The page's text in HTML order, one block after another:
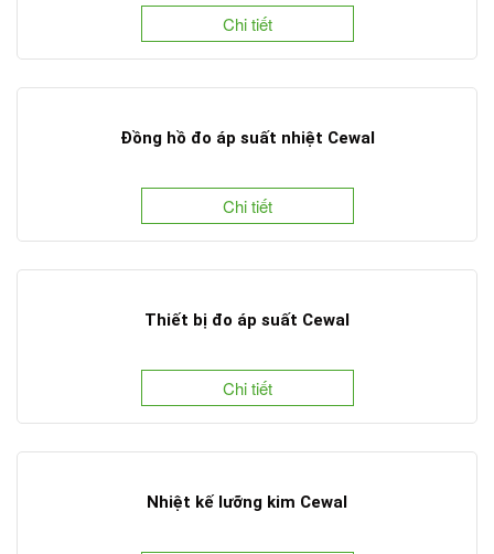
Chi tiết
Đồng hồ đo áp suất nhiệt Cewal
Chi tiết
Thiết bị đo áp suất Cewal
Chi tiết
Nhiệt kế lưỡng kim Cewal